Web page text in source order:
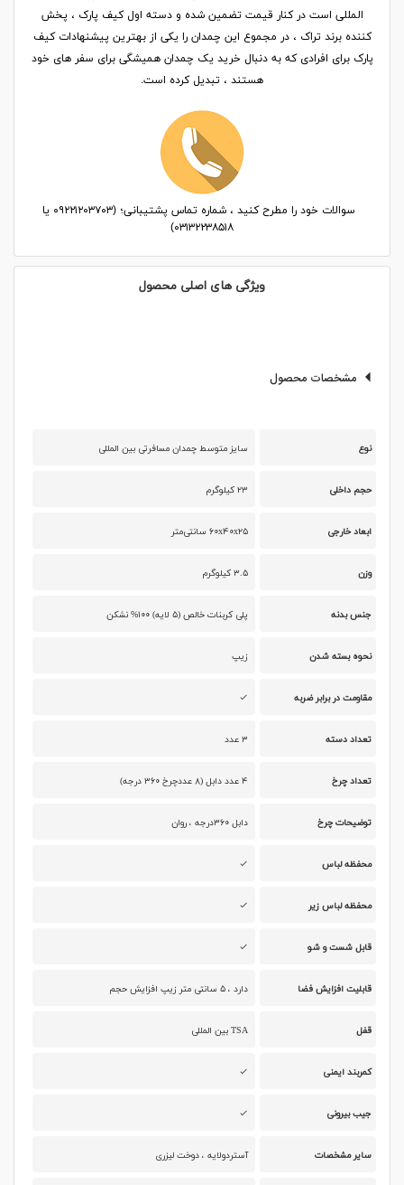
المللی است در کنار قیمت تضمین شده و دسته اول کیف پارک ، پخش
کننده برند تراک ، در مجموع این چمدان را یکی از بهترین پیشنهادات کیف
پارک برای افرادی که به دنبال خرید یک چمدان همیشگی برای سفر های خود
هستند ، تبدیل کرده است.
سوالات خود را مطرح کنید ، شماره تماس پشتیبانی؛ (۰۹۲۲۱۲۰۳۷۰۳ یا
۰۳۱۳۲۲۳۸۵۱۸)
ویژگی های اصلی محصول
مشخصات محصول
نوع سایز متوسط چمدان مسافرتی بین المللی
حجم داخلی ۲۳ کیلوگرم
ابعاد خارجی ۶۰x۴۰x۲۵ سانتی‌متر
وزن ۳.۵ کیلوگرم
جنس بدنه پلی کربنات خالص (۵ لایه) ۱۰۰% نشکن
نحوه بسته شدن زیپ
مقاومت در برابر ضربه
تعداد دسته ۳ عدد
تعداد چرخ ۴ عدد دابل (۸ عددچرخ ۳۶۰ درجه)
توضیحات چرخ دابل ۳۶۰درجه ، روان
محفظه لباس
محفظه لباس زیر
قابل شست و شو
قابلیت افزایش فضا دارد ، ۵ سانتی متر زیپ افزایش حجم
قفل TSA بین المللی
کمربند ایمنی
جیب بیرونی
سایر مشخصات آستردولایه ، دوخت لیزری